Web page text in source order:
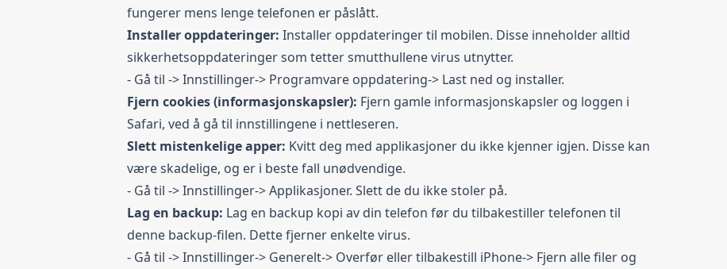
fungerer mens lenge telefonen er påslått.
Installer oppdateringer: Installer oppdateringer til mobilen. Disse inneholder alltid
sikkerhetsoppdateringer som tetter smutthullene virus utnytter.
- Gå til -> Innstillinger-> Programvare oppdatering-> Last ned og installer.
Fjern cookies (informasjonskapsler): Fjern gamle informasjonskapsler og loggen i
Safari, ved å gå til innstillingene i nettleseren.
Slett mistenkelige apper: Kvitt deg med applikasjoner du ikke kjenner igjen. Disse kan
være skadelige, og er i beste fall unødvendige.
- Gå til -> Innstillinger-> Applikasjoner. Slett de du ikke stoler på.
Lag en backup: Lag en backup kopi av din telefon før du tilbakestiller telefonen til
denne backup-filen. Dette fjerner enkelte virus.
- Gå til -> Innstillinger-> Generelt-> Overfør eller tilbakestill iPhone-> Fjern alle filer og